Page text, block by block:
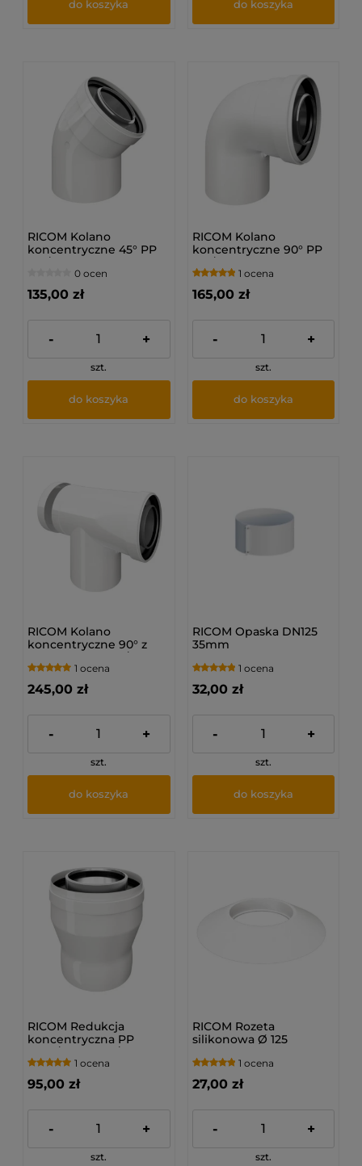
do koszyka do koszyka
RICOM Kolano
koncentryczne 45° PP
(80/125)
0 ocen
135,00 zł
- +
szt.
do koszyka
RICOM Kolano
koncentryczne 90° PP
(80/125)
1 ocena
165,00 zł
- +
szt.
do koszyka
RICOM Kolano
koncentryczne 90° z
inspekcją PP (80/125)
1 ocena
245,00 zł
- +
szt.
do koszyka
RICOM Opaska DN125
35mm
1 ocena
32,00 zł
- +
szt.
do koszyka
RICOM Redukcja
koncentryczna PP
(Ø60/100 x Ø80/125)
1 ocena
95,00 zł
- +
szt.
RICOM Rozeta
silikonowa Ø 125
1 ocena
27,00 zł
- +
szt.